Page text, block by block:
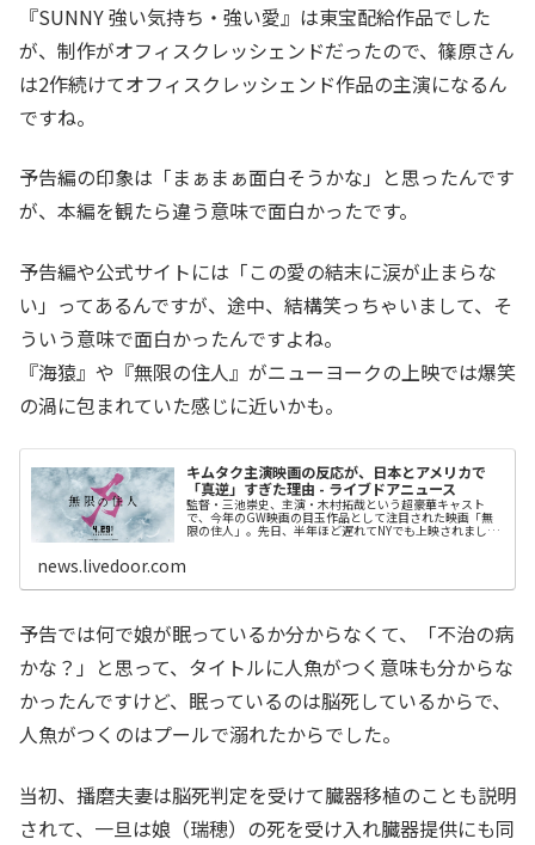
『SUNNY 強い気持ち・強い愛』は東宝配給作品でした
が、制作がオフィスクレッシェンドだったので、篠原さん
は2作続けてオフィスクレッシェンド作品の主演になるん
ですね。
予告編の印象は「まぁまぁ面白そうかな」と思ったんです
が、本編を観たら違う意味で面白かったです。
予告編や公式サイトには「この愛の結末に涙が止まらな
い」ってあるんですが、途中、結構笑っちゃいまして、そ
ういう意味で面白かったんですよね。
『海猿』や『無限の住人』がニューヨークの上映では爆笑
の渦に包まれていた感じに近いかも。
キムタク主演映画の反応が、日本とアメリカで
「真逆」すぎた理由 - ライブドアニュース
監督・三池崇史、主演・木村拓哉という超豪華キャスト
で、今年のGW映画の目玉作品として注目された映画「無
限の住人」。先日、半年ほど遅れてNYでも上映されまし
news.livedoor.com
予告では何で娘が眠っているか分からなくて、「不治の病
かな？」と思って、タイトルに人魚がつく意味も分からな
かったんですけど、眠っているのは脳死しているからで、
人魚がつくのはプールで溺れたからでした。
当初、播磨夫妻は脳死判定を受けて臓器移植のことも説明
されて、一旦は娘（瑞穂）の死を受け入れ臓器提供にも同